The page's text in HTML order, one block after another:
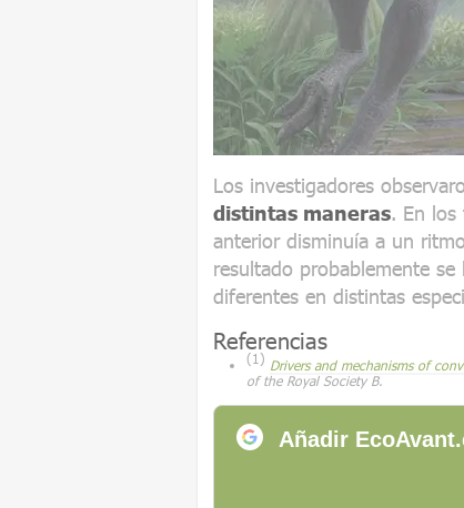
Los investigadores
distintas maneras. En los
anterior disminuía a un
resultado probablemente
diferentes en distintas
Referencias
(1) Drivers and mechanisms of
of the Royal Society B.
Añadir